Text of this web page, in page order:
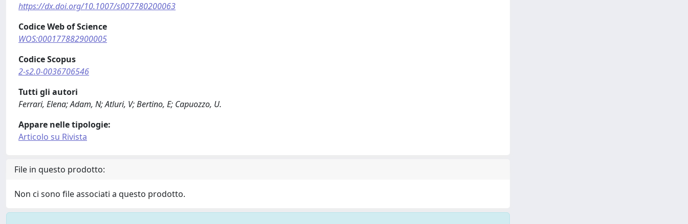
https://dx.doi.org/10.1007/s007780200063
Codice Web of Science
WOS:000177882900005
Codice Scopus
2-s2.0-0036706546
Tutti gli autori
Ferrari, Elena; Adam, N; Atluri, V; Bertino, E; Capuozzo, U.
Appare nelle tipologie:
Articolo su Rivista
File in questo prodotto:
Non ci sono file associati a questo prodotto.